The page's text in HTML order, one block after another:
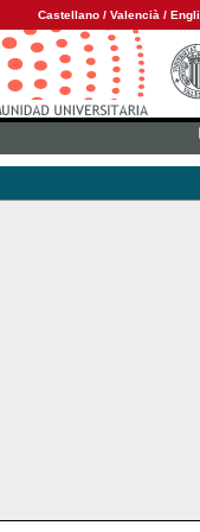
Castellano / Valencià /